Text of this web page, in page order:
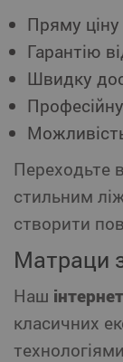
Пряму ціну
Гарантію
Швидку
Переходьте
стильним
створити
Матраци
Наш
класичних